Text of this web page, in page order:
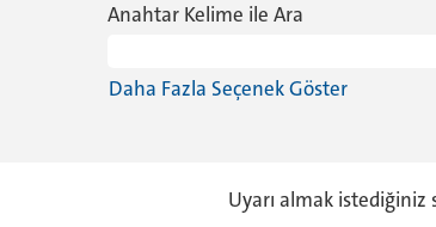
Anahtar Kelime ile Ara
Daha Fazla Seçenek Göster
Uyarı almak istediğiniz